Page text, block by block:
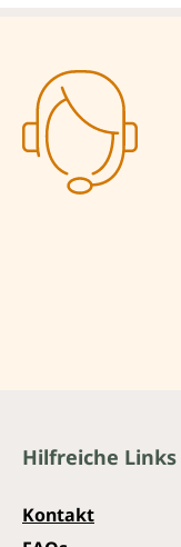
Hilfreiche Links
Kontakt